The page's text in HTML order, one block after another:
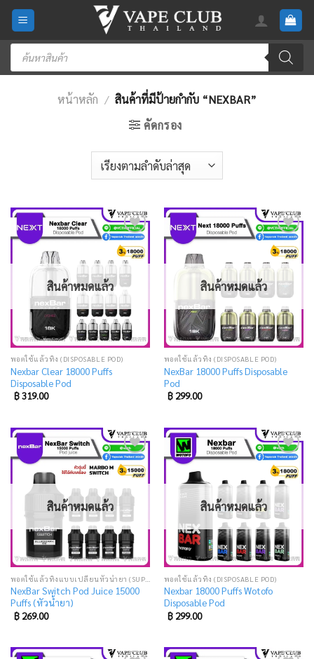
Skip
content
Products
search
หน้าหลัก / สินค้าที่มีป้ายกำกับ “NEXBAR”
คัดกรอง
Add
to
wishlist
สินค้าหมดแล้ว
พอตใช้แล้วทิ้ง (DISPOSABLE POD)
Nexbar Clear 18000 Puffs
Disposable Pod
฿319.00
Add
to
wishlist
สินค้าหมดแล้ว
พอตใช้แล้วทิ้ง (DISPOSABLE POD)
NexBar 18000 Puffs Disposable
Pod
฿299.00
Add
to
สินค้าหมดแล้ว
NexBar Switch Pod Juice 15000
Puffs (หัวน้ำยา)
฿269.00
Add
to
wishlist
สินค้าหมดแล้ว
พอตใช้แล้วทิ้ง (DISPOSABLE POD)
Nexbar 18000 Puffs Wotofo
Disposable Pod
฿299.00